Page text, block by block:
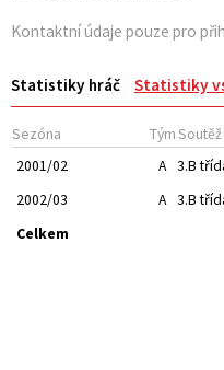
Kontaktní údaje pouze pro
Statistiky hráč Statistiky
Sezóna TýmSoutěž
2001/02
A 3.B
2002/03
A 3.B
Celkem